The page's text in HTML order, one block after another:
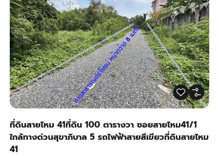
ที่ดินสายไหม 41ที่ดิน 100 ตารางวา ซอยสายไหม41/1
ใกล้ทางด่วนสุขาภิบาล 5 รถไฟฟ้าสายสีเขียวที่ดินสายไหม
41